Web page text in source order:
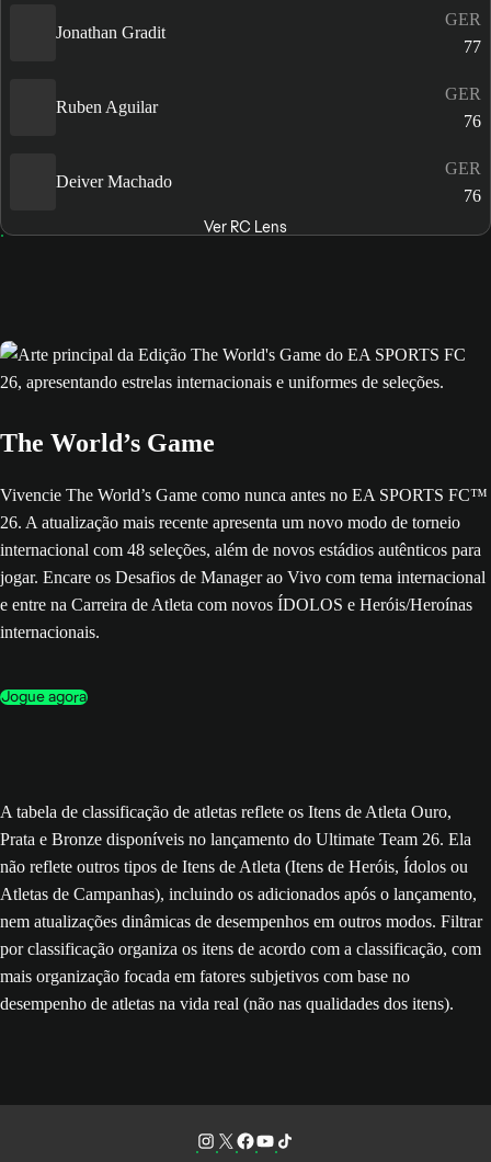
Jonathan Gradit
GER
77
Ruben Aguilar
GER
76
Deiver Machado
GER
76
Ver RC Lens
The World’s Game
Vivencie The World’s Game como nunca antes no EA SPORTS FC™
26. A atualização mais recente apresenta um novo modo de torneio
internacional com 48 seleções, além de novos estádios autênticos para
jogar. Encare os Desafios de Manager ao Vivo com tema internacional
e entre na Carreira de Atleta com novos ÍDOLOS e Heróis/Heroínas
internacionais.
Jogue agora
A tabela de classificação de atletas reflete os Itens de Atleta Ouro,
Prata e Bronze disponíveis no lançamento do Ultimate Team 26. Ela
não reflete outros tipos de Itens de Atleta (Itens de Heróis, Ídolos ou
Atletas de Campanhas), incluindo os adicionados após o lançamento,
nem atualizações dinâmicas de desempenhos em outros modos. Filtrar
por classificação organiza os itens de acordo com a classificação, com
mais organização focada em fatores subjetivos com base no
desempenho de atletas na vida real (não nas qualidades dos itens).